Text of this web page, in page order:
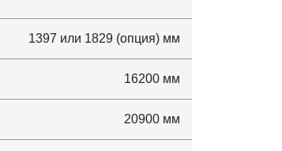
1397 или 1829 (опция) мм
16200 мм
20900 мм